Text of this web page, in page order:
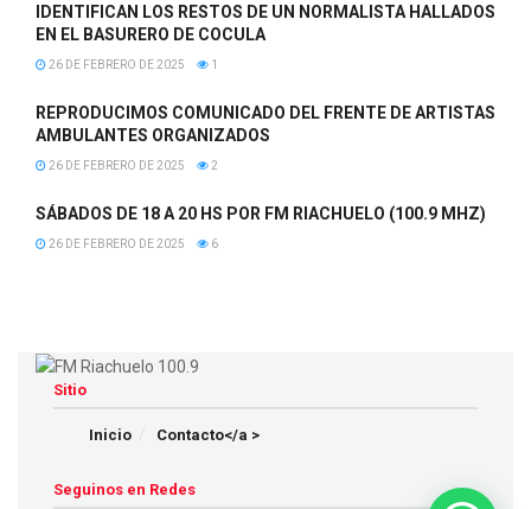
IDENTIFICAN LOS RESTOS DE UN NORMALISTA HALLADOS
EN EL BASURERO DE COCULA
26 DE FEBRERO DE 2025 1
REPRODUCIMOS COMUNICADO DEL FRENTE DE ARTISTAS
AMBULANTES ORGANIZADOS
26 DE FEBRERO DE 2025 2
SÁBADOS DE 18 A 20 HS POR FM RIACHUELO (100.9 MHZ)
26 DE FEBRERO DE 2025 6
Sitio
Inicio Contacto</a >
Seguinos en Redes